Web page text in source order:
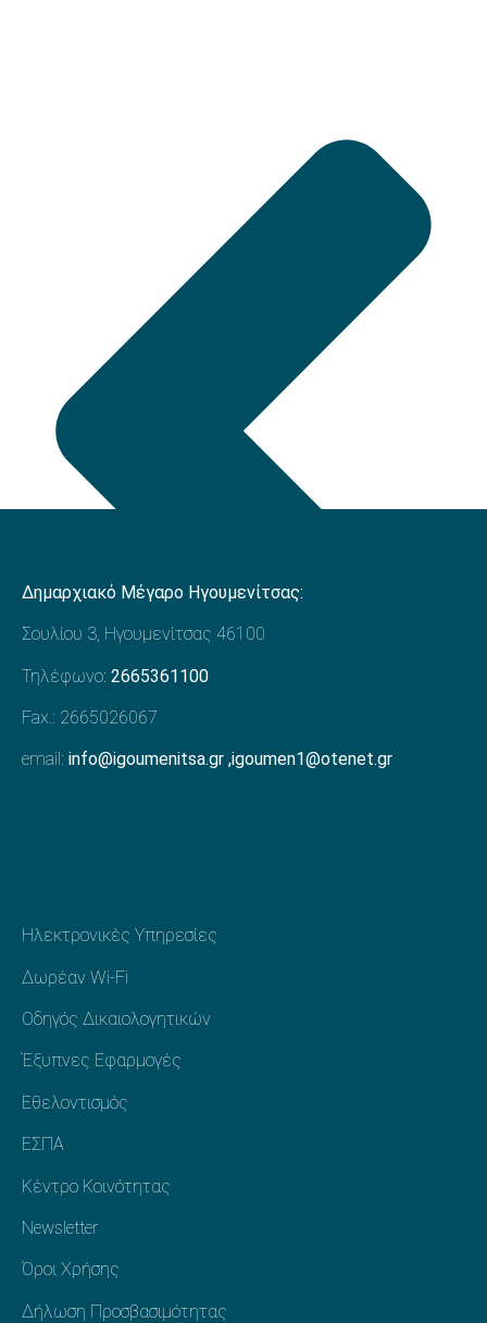
Επόμενο
Δημαρχιακό Μέγαρο Ηγουμενίτσας:
Σουλίου 3, Ηγουμενίτσας 46100
Τηλέφωνο: 2665361100
Fax.: 2665026067
email: info@igoumenitsa.gr ,igoumen1@otenet.gr
Ηλεκτρονικές Υπηρεσίες
Δωρέαν Wi-Fi
Οδηγός Δικαιολογητικών
Έξυπνες Εφαρμογές
Εθελοντισμός
ΕΣΠΑ
Κέντρο Κοινότητας
Newsletter
Όροι Χρήσης
Δήλωση Προσβασιμότητας